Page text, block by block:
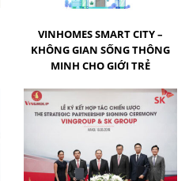
VINHOMES SMART CITY –
KHÔNG GIAN SỐNG THÔNG
MINH CHO GIỚI TRẺ